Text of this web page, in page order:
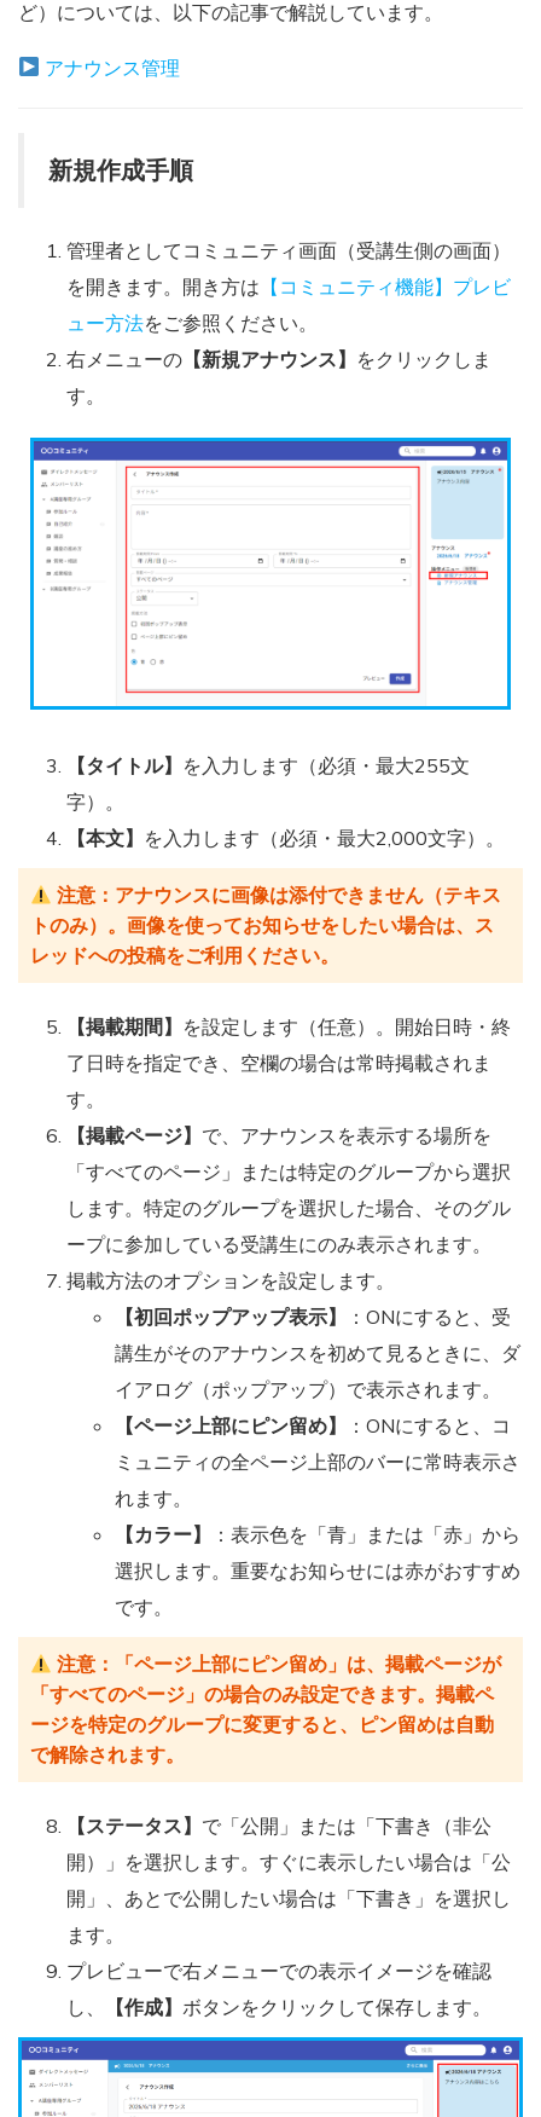
ど）については、以下の記事で解説しています。
アナウンス管理
新規作成手順
管理者としてコミュニティ画面（受講生側の画面）
を開きます。開き方は 【コミュニティ機能】プレビ
ュー方法をご参照ください。
右メニューの 【新規アナウンス】 をクリックしま
す。
【タイトル】 を入力します（必須・最大255文
字）。
【本文】 を入力します（必須・最大2,000文字）。
注意：アナウンスに画像は添付できません（テキス
トのみ）。画像を使ってお知らせをしたい場合は、ス
レッドへの投稿をご利用ください。
【掲載期間】 を設定します（任意）。開始日時・終
了日時を指定でき、空欄の場合は常時掲載されま
す。
【掲載ページ】 で、アナウンスを表示する場所を
「すべてのページ」または特定のグループから選択
します。特定のグループを選択した場合、そのグル
ープに参加している受講生にのみ表示されます。
掲載方法のオプションを設定します。
【初回ポップアップ表示】
：ONにすると、受
講生がそのアナウンスを初めて見るときに、ダ
イアログ（ポップアップ）で表示されます。
【ページ上部にピン留め】
：ONにすると、コ
ミュニティの全ページ上部のバーに常時表示さ
れます。
【カラー】
：表示色を「青」または「赤」から
選択します。重要なお知らせには赤がおすすめ
です。
注意：「ページ上部にピン留め」は、掲載ページが
「すべてのページ」の場合のみ設定できます。掲載ペ
ージを特定のグループに変更すると、ピン留めは自動
で解除されます。
【ステータス】 で「公開」または「下書き（非公
開）」を選択します。すぐに表示したい場合は「公
開」、あとで公開したい場合は「下書き」を選択し
ます。
プレビューで右メニューでの表示イメージを確認
し、
【作成】 ボタンをクリックして保存します。